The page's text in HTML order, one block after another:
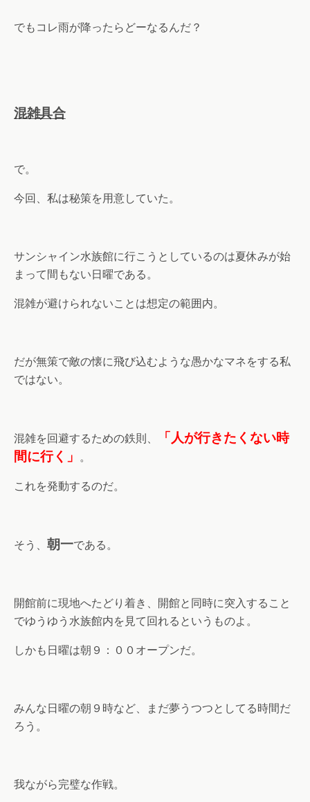
でもコレ雨が降ったらどーなるんだ？
混雑具合
で。
今回、私は秘策を用意していた。
サンシャイン水族館に行こうとしているのは夏休みが始
まって間もない日曜である。
混雑が避けられないことは想定の範囲内。
だが無策で敵の懐に飛び込むような愚かなマネをする私
ではない。
混雑を回避するための鉄則、
「人が行きたくない時
間に行く」 。
これを発動するのだ。
そう、 朝一である。
開館前に現地へたどり着き、開館と同時に突入すること
でゆうゆう水族館内を見て回れるというものよ。
しかも日曜は朝９：００オープンだ。
みんな日曜の朝９時など、まだ夢うつつとしてる時間だ
ろう。
我ながら完璧な作戦。